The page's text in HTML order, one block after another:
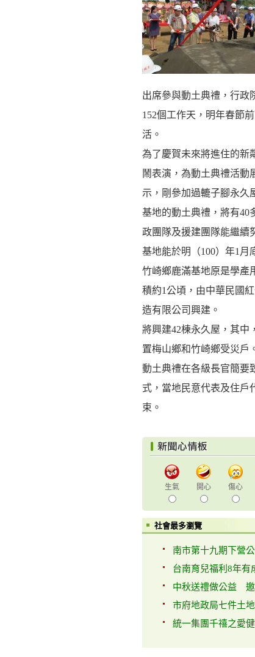
出席參與動土典禮，行政
152個工作天，明年春節
活。
為了慶賀未來將進住的新
鬧表演，為動土典禮活動
示，剛參加過轆子腳永久
基地的動土典禮，將有40
政團隊及援建團隊能繼續
基地能於明（100）年1月
竹崎鄉鹿滿基地原是學產
積約1公頃，由中華民國
造有限公司興建。
將興建42棟永久屋，其中
置梅山鄉和竹崎鄉受災戶
動土典禮在各級長官簡要
式，當地民意代表及住戶
束。
生氣 開心 傷心
社會最多瀏覽
南市第十九期下營
台南育兒福利8年有
中秋送禮做公益 邀
市府地政局七件土
統一集團千禧之愛